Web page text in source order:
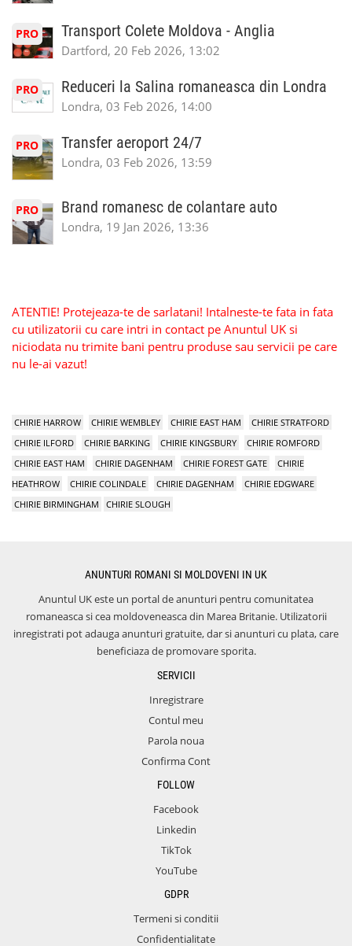
PRO Transport Colete Moldova - Anglia
Dartford, 20 Feb 2026, 13:02
PRO Reduceri la Salina romaneasca din Londra
Londra, 03 Feb 2026, 14:00
PRO Transfer aeroport 24/7
Londra, 03 Feb 2026, 13:59
PRO Brand romanesc de colantare auto
Londra, 19 Jan 2026, 13:36
ATENTIE! Protejeaza-te de sarlatani! Intalneste-te fata in fata
cu utilizatorii cu care intri in contact pe Anuntul UK si
niciodata nu trimite bani pentru produse sau servicii pe care
nu le-ai vazut!
CHIRIE HARROW CHIRIE WEMBLEY CHIRIE EAST HAM
CHIRIE STRATFORD
CHIRIE ILFORD
CHIRIE BARKING CHIRIE KINGSBURY
CHIRIE ROMFORD
CHIRIE EAST HAM
CHIRIE DAGENHAM CHIRIE FOREST GATE
CHIRIE
HEATHROW
CHIRIE COLINDALE CHIRIE DAGENHAM
CHIRIE EDGWARE
CHIRIE BIRMINGHAM
CHIRIE SLOUGH
ANUNTURI ROMANI SI MOLDOVENI IN UK
Anuntul UK este un portal de anunturi pentru comunitatea
romaneasca si cea moldoveneasca din Marea Britanie. Utilizatorii
inregistrati pot adauga anunturi gratuite, dar si anunturi cu plata, care
beneficiaza de promovare sporita.
SERVICII
Inregistrare
Contul meu
Parola noua
Confirma Cont
FOLLOW
Facebook
Linkedin
TikTok
YouTube
GDPR
Termeni si conditii
Confidentialitate